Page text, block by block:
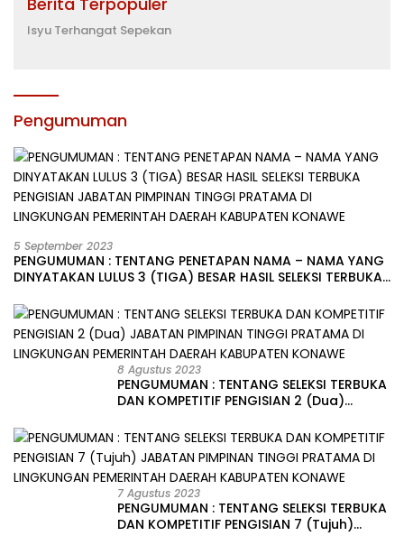
Isyu Terhangat Sepekan
Pengumuman
5 September 2023
PENGUMUMAN : TENTANG PENETAPAN NAMA – NAMA YANG
DINYATAKAN LULUS 3 (TIGA) BESAR HASIL SELEKSI TERBUKA
LINGKUNGAN PEMERINTAH DAERAH KABUPATEN KONAWE
8 Agustus 2023
PENGUMUMAN : TENTANG SELEKSI TERBUKA
DAN KOMPETITIF PENGISIAN 2 (Dua)
LINGKUNGAN PEMERINTAH DAERAH
KABUPATEN KONAWE
7 Agustus 2023
PENGUMUMAN : TENTANG SELEKSI TERBUKA
DAN KOMPETITIF PENGISIAN 7 (Tujuh)